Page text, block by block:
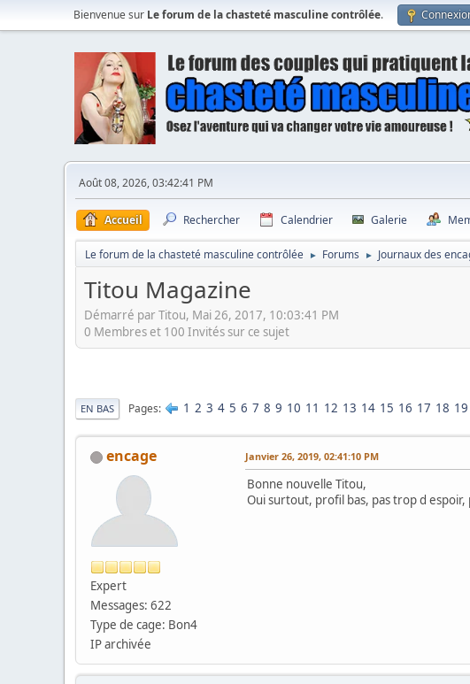
Bienvenue sur Le forum de la chasteté masculine contrôlée.
Août 08, 2026, 03:42:41 PM
Accueil Rechercher Calendrier Galerie
Le forum de la chasteté masculine contrôlée ► Forums ► Journaux des
Titou Magazine
Démarré par Titou, Mai 26, 2017, 10:03:41 PM
0 Membres et 100 Invités sur ce sujet
EN BAS Pages 1 2 3 4 5 6 7 8 9 10 11 12 13 14 15 16 17 18 19
encage
Expert
Messages: 622
Type de cage: Bon4
IP archivée
Janvier 26, 2019, 02:41:10 PM
Bonne nouvelle Titou,
Oui surtout, profil bas, pas trop d